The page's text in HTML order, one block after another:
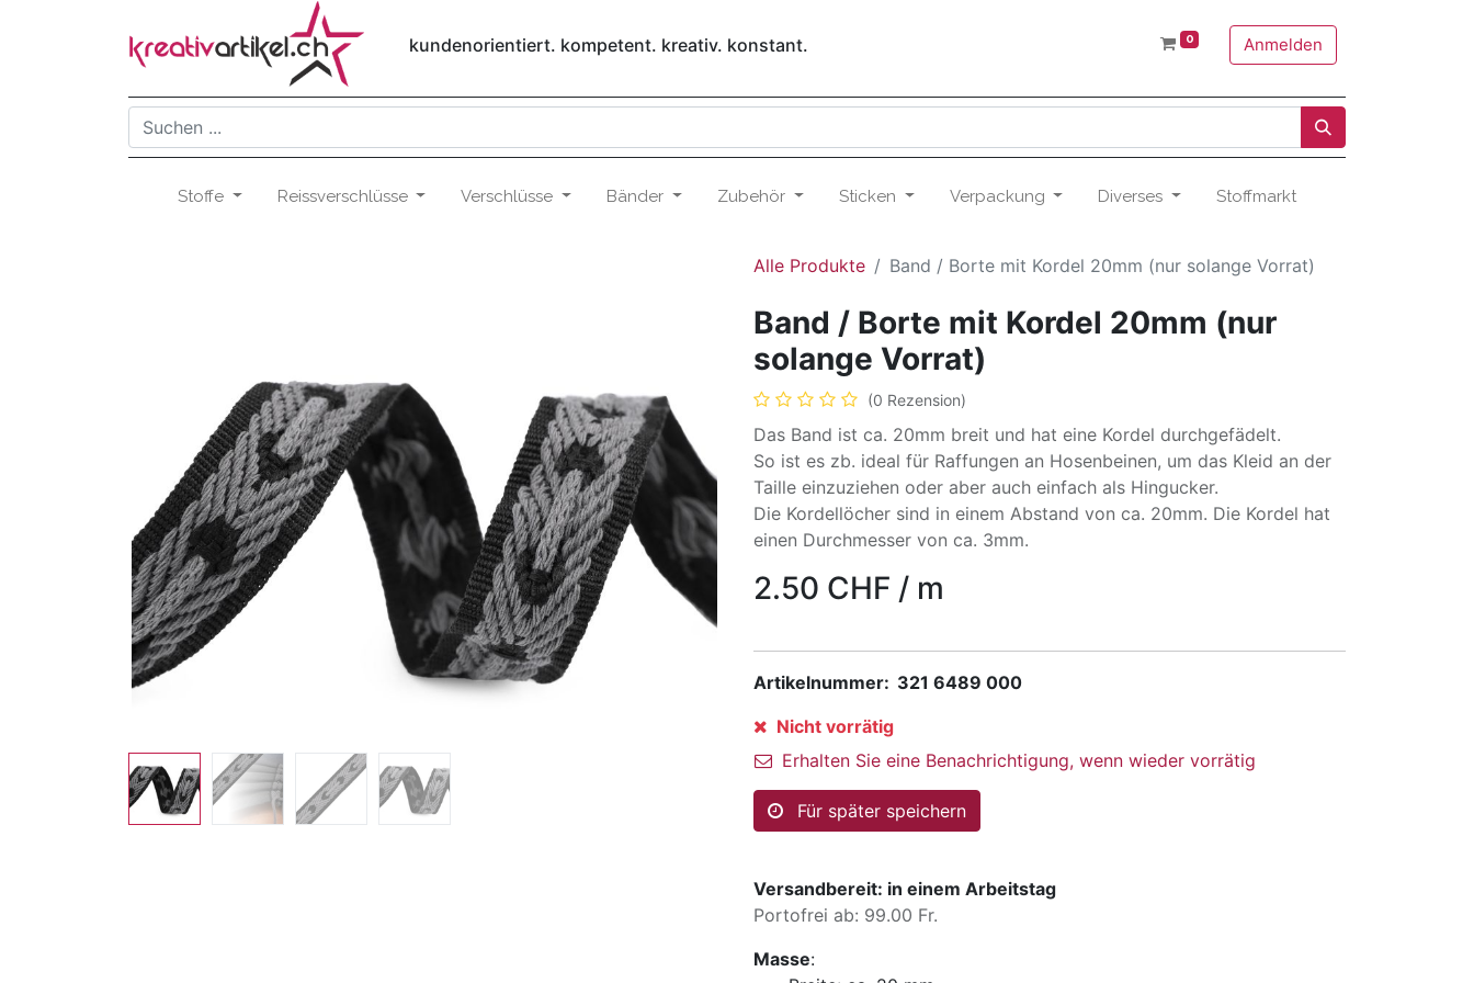
kundenorientiert. kompetent. kreativ. konstant. 0 Anmelden
Stoffe Reissverschlüsse Verschlüsse Bänder Zubehör Sticken Verpackung Diverses Stoffmarkt
Alle Produkte Band / Borte mit Kordel 20mm (nur solange Vorrat)
Band / Borte mit Kordel 20mm (nur
solange Vorrat)
(0 Rezension)
Das Band ist ca. 20mm breit und hat eine Kordel durchgefädelt.
So ist es zb. ideal für Raffungen an Hosenbeinen, um das Kleid an der
Taille einzuziehen oder aber auch einfach als Hingucker.
Die Kordellöcher sind in einem Abstand von ca. 20mm. Die Kordel hat
einen Durchmesser von ca. 3mm.
2.50 CHF / m
Artikelnummer: 321 6489 000
Nicht vorrätig
Erhalten Sie eine Benachrichtigung, wenn wieder vorrätig
Für später speichern
Versandbereit: in einem Arbeitstag
Portofrei ab: 99.00 Fr.
Masse: